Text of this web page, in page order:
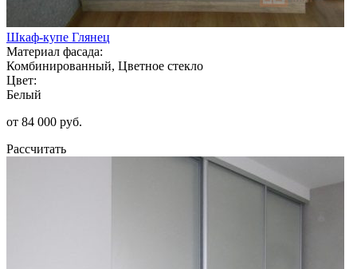
Шкаф-купе Глянец
Материал фасада:
Комбинированный, Цветное стекло
Цвет:
Белый
от 84 000 руб.
Рассчитать